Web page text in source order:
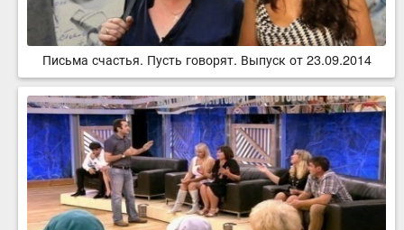
Письма счастья. Пусть говорят. Выпуск от 23.09.2014